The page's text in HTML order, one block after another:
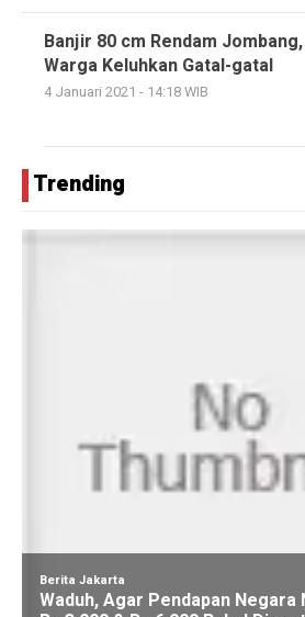
Banjir 80 cm Rendam Jombang,
Warga Keluhkan Gatal-gatal
4 Januari 2021 - 14:18 WIB
Trending